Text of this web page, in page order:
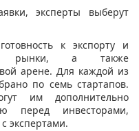
эксперты выберут
к экспорту и
рынки, а также
арене. Для каждой из
по семь стартапов.
им дополнительно
перед инвесторами,
экспертами.